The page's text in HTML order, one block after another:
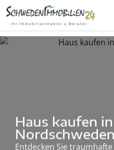
Haus kaufen in
Nordschweden
Entdecken Sie